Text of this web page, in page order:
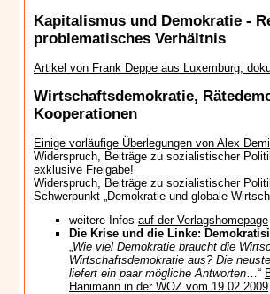
Kapitalismus und Demokratie -
problematisches Verhältnis
Artikel von Frank Deppe aus Luxemburg,
Wirtschaftsdemokratie,
Kooperationen
Einige vorläufige Überlegungen von Alex
Widerspruch, Beiträge zu sozialistischer
exklusive Freigabe!
Widerspruch, Beiträge zu sozialistischer
Schwerpunkt „Demokratie und globale
weitere Infos auf der Verlagshomepage
Die Krise und die Linke:
„Wie viel Demokratie braucht die
Wirtschaftsdemokratie aus? Die
liefert ein paar mögliche Antworten…“
Hanimann in der WOZ vom 19.02.2009